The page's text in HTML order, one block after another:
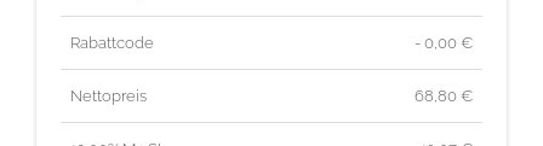
Rabattcode - 0,00 €
Nettopreis 68,80 €